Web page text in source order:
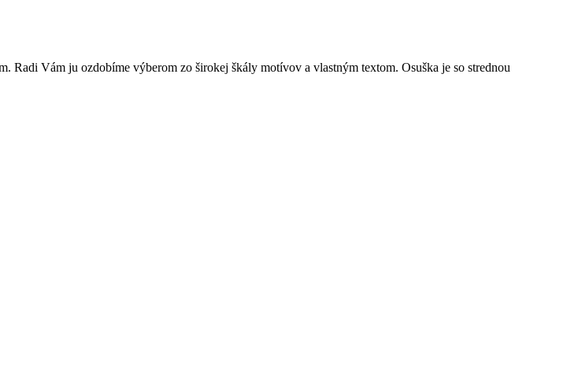
Radi Vám ju ozdobíme výberom zo širokej škály motívov a vlastným textom. Osuška je so strednou